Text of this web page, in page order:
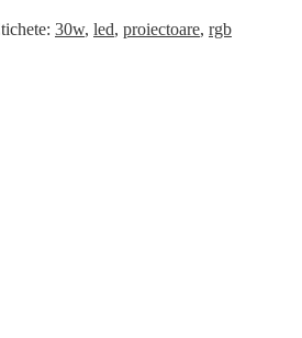
30w, led, proiectoare, rgb